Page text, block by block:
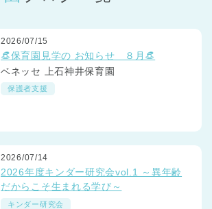
2026/07/15
👒保育園見学の お知らせ ８月👒
ベネッセ 上石神井保育園
保護者支援
2026/07/14
2026年度キンダー研究会vol.1 ～異年齢
だからこそ生まれる学び～
キンダー研究会